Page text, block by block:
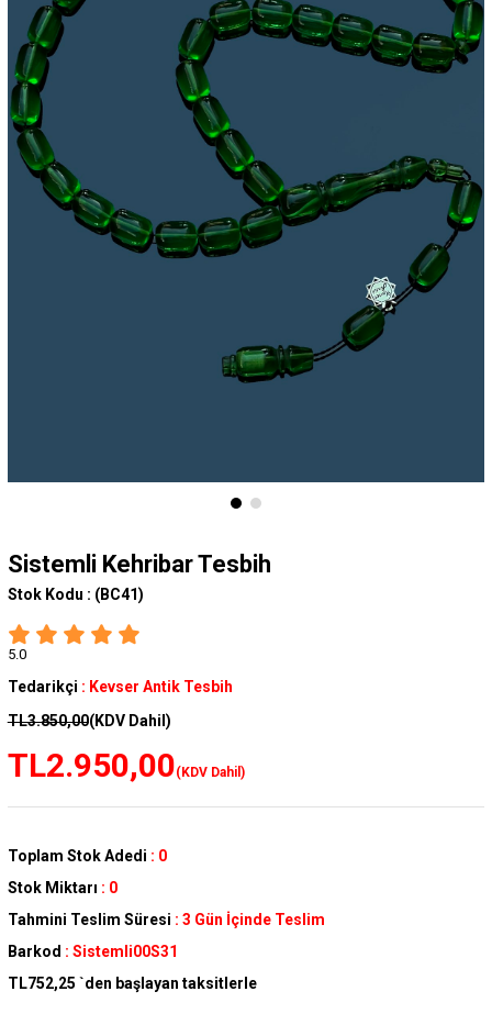
Sistemli Kehribar Tesbih
Stok Kodu : (BC41)
5.0
Tedarikçi : Kevser Antik Tesbih
TL3.850,00(KDV Dahil)
TL2.950,00(KDV Dahil)
Toplam Stok Adedi : 0
Stok Miktarı : 0
Tahmini Teslim Süresi : 3 Gün İçinde Teslim
Barkod : Sistemli00S31
TL752,25 `den başlayan taksitlerle